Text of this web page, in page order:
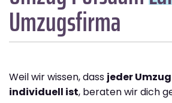
Umzugsfirma
Weil wir wissen, dass jeder
individuell ist, beraten wir dich